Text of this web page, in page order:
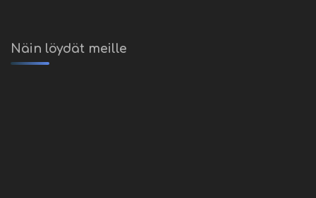
Näin löydät meille